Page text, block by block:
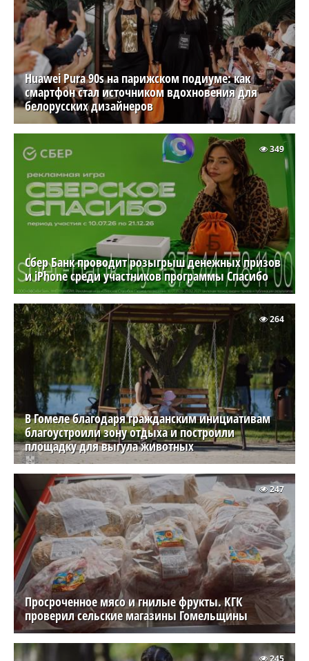
Huawei Pura 90s на парижском подиуме: как
смартфон стал источником вдохновения для
белорусских дизайнеров
Сбер Банк проводит розыгрыш денежных призов
и iPhone среди участников программы Спасибо
349
В Гомеле благодаря гражданским инициативам
благоустроили зону отдыха и построили
площадку для выгула животных
264
Просроченное мясо и гнилые фрукты. КГК
проверил сельские магазины Гомельщины
247